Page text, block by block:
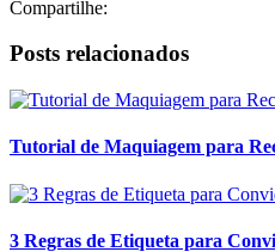
Compartilhe:
Posts relacionados
Tutorial de Maquiagem para
3 Regras de Etiqueta para